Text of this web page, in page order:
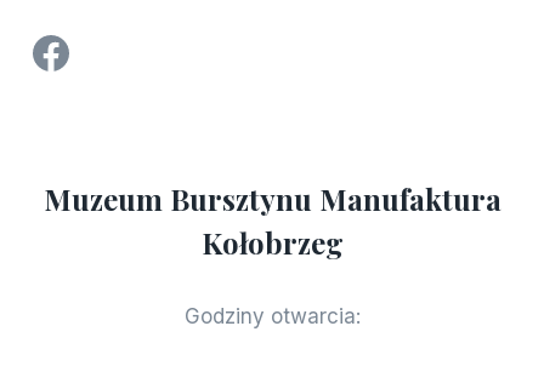
Strona Facebook Manufaktura Bursztynu - Muzeum Bursztynu w Kołobrzegu
Muzeum Bursztynu Manufaktura
Kołobrzeg
Godziny otwarcia: